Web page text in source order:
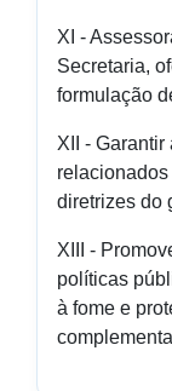
XI -
Secretaria,
formulação
XII -
diretrizes do
XIII -
políticas
à fome e